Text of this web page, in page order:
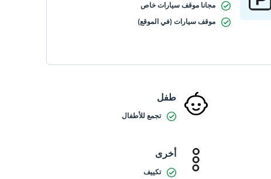
مجانا موقف سيارات خاص
موقف سيارات (في الموقع)
طفل
تجمع للأطفال
أخرى
تكييف